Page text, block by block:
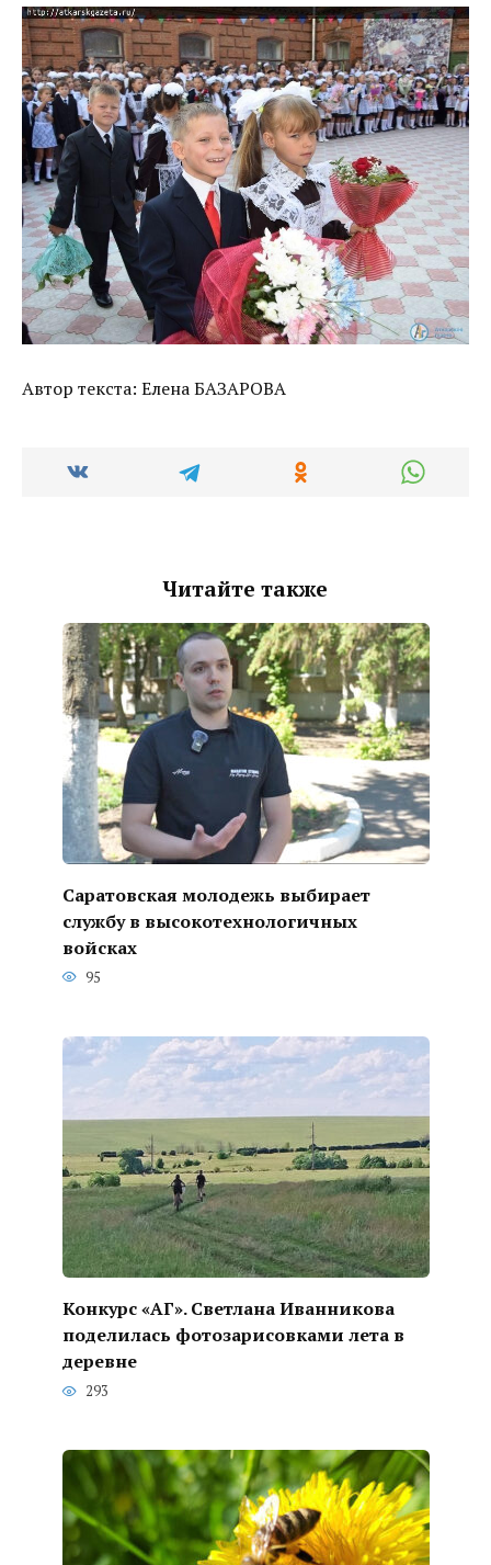
Автор текста: Елена БАЗАРОВА
Читайте также
Саратовская молодежь выбирает
службу в высокотехнологичных
войсках
95
Конкурс «АГ». Светлана Иванникова
поделилась фотозарисовками лета в
деревне
293